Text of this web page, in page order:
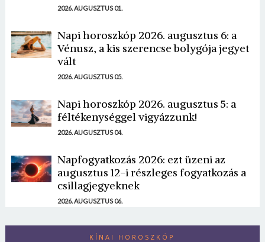
2026. AUGUSZTUS 01.
Napi horoszkóp 2026. augusztus 6: a
Vénusz, a kis szerencse bolygója jegyet
vált
2026. AUGUSZTUS 05.
Napi horoszkóp 2026. augusztus 5: a
féltékenységgel vigyázzunk!
2026. AUGUSZTUS 04.
Napfogyatkozás 2026: ezt üzeni az
augusztus 12-i részleges fogyatkozás a
csillagjegyeknek
2026. AUGUSZTUS 06.
KÍNAI HOROSZKÓP